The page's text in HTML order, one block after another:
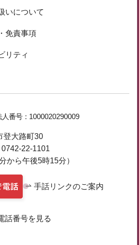
いについて
免責事項
リティ
人番号： 1000020290009
大路町30
0742-22-1101
から午後5時15分）
手話リンクのご案内
話番号を見る